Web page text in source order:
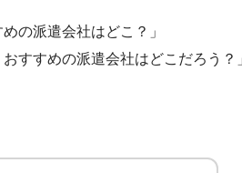
の派遣会社はどこ？」
すすめの派遣会社はどこだろう？